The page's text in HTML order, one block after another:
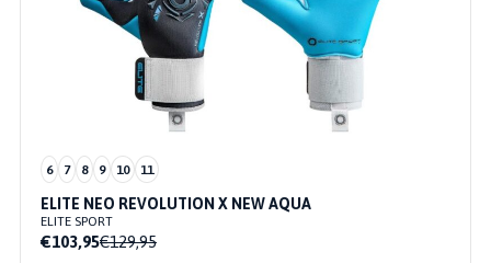
6 7 8 9 10 11
ELITE NEO REVOLUTION X NEW AQUA
ELITE SPORT
€103,95€129,95